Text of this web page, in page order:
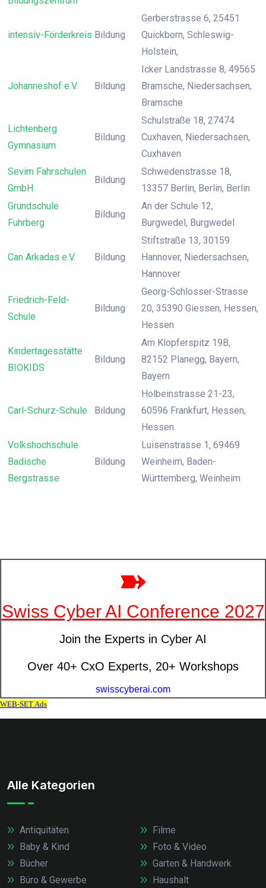
intensiv-Förderkreis Bildung
Gerberstrasse 6, 25451
Quickborn, Schleswig-
Holstein,
Johanneshof e.V. Bildung
Icker Landstrasse 8, 49565
Bramsche, Niedersachsen,
Bramsche
Lichtenberg
Gymnasium
Bildung
Schulstraße 18, 27474
Cuxhaven, Niedersachsen,
Cuxhaven
Sevim Fahrschulen
GmbH
Bildung
Schwedenstrasse 18,
13357 Berlin, Berlin, Berlin
Grundschule
Fuhrberg
Bildung
An der Schule 12,
Burgwedel, Burgwedel
Can Arkadas e.V. Bildung
Stiftstraße 13, 30159
Hannover, Niedersachsen,
Hannover
Friedrich-Feld-
Schule
Bildung
Georg-Schlosser-Strasse
20, 35390 Giessen, Hessen,
Hessen
Kindertagesstätte
BIOKIDS
Bildung
Am Klopferspitz 19B,
82152 Planegg, Bayern,
Bayern
Carl-Schurz-Schule Bildung
Holbeinstrasse 21-23,
60596 Frankfurt, Hessen,
Hessen
Volkshochschule
Badische
Bergstrasse
Bildung
Luisenstrasse 1, 69469
Weinheim, Baden-
Württemberg, Weinheim
Alle Kategorien
Antiquitäten
Baby & Kind
Bücher
Büro & Gewerbe
Filme
Foto & Video
Garten & Handwerk
Haushalt